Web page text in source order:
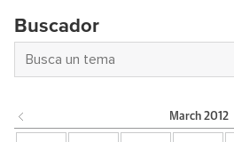
Buscador
March 2012